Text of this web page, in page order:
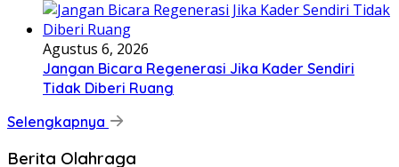
Agustus 6, 2026
Jangan Bicara Regenerasi Jika Kader Sendiri
Tidak Diberi Ruang
Selengkapnya
Berita Olahraga